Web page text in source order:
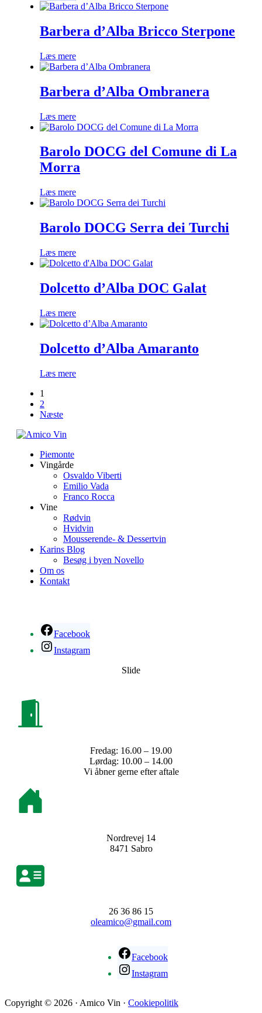
Barbera d’Alba Bricco Sterpone
Læs mere
Barbera d’Alba Ombranera
Læs mere
Barolo DOCG del Comune di La
Morra
Læs mere
Barolo DOCG Serra dei Turchi
Læs mere
Dolcetto d’Alba DOC Galat
Læs mere
Dolcetto d’Alba Amaranto
Læs mere
1
2
Næste
Primær
Sidebar
Piemonte
Vingårde
Osvaldo Viberti
Emilio Vada
Franco Rocca
Vine
Rødvin
Hvidvin
Mousserende- & Dessertvin
Karins Blog
Besøg i byen Novello
Om os
Kontakt
Facebook
Instagram
Slide
Fredag: 16.00 – 19.00
Lørdag: 10.00 – 14.00
Vi åbner gerne efter aftale
Nordrevej 14
8471 Sabro
26 36 86 15
oleamico@gmail.com
Facebook
Instagram
Copyright © 2026 · Amico Vin · Cookiepolitik